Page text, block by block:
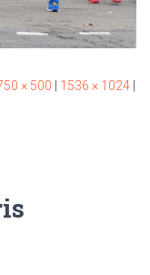
× 500 1536 × 1024